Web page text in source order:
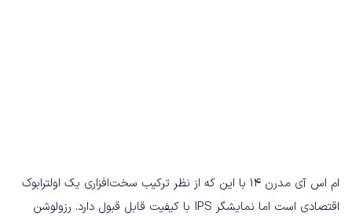
ام اس آی مدرن ۱۴ با این که از نظر ترکیب سخت‌افزاری یک اولترابوک
اقتصادی است اما نمایشگر IPS با کیفیت قابل قبول دارد. رزولوشن